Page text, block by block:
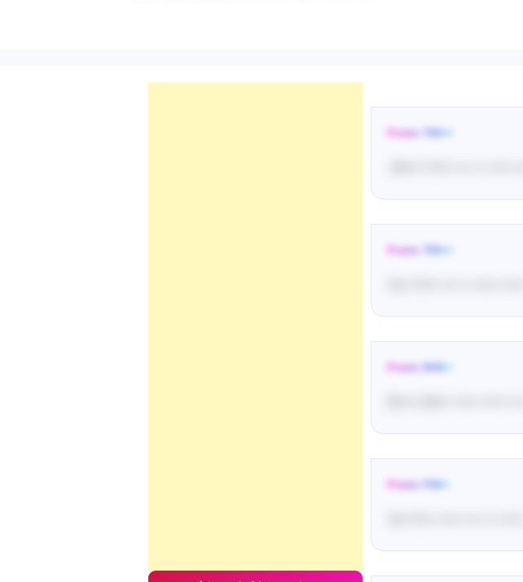
From: TIN•••
From: TIN•••
From: SHE••
[S••••• SH••• •••••• ••••••
From: FIN••